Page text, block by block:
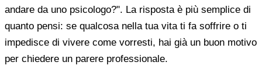
andare da uno psicologo?". La risposta è più semplice di
quanto pensi: se qualcosa nella tua vita ti fa soffrire o ti
impedisce di vivere come vorresti, hai già un buon motivo
per chiedere un parere professionale.